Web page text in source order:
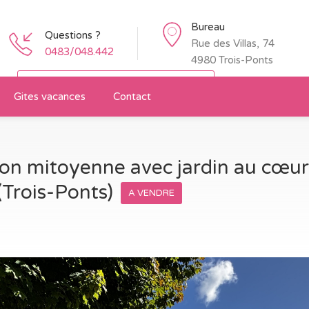
Questions ?
0483/048.442
Bureau
Rue des Villas, 74
4980 Trois-Ponts
Gites vacances
Contact
mitoyenne avec jardin au
Ponts)
A VENDRE